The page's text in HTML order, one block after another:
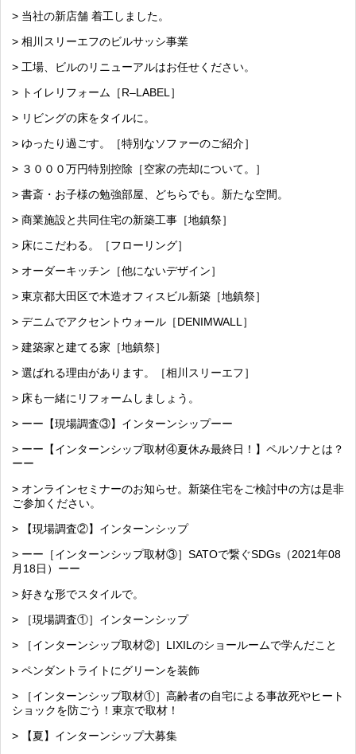
> 当社の新店舗 着工しました。
> 相川スリーエフのビルサッシ事業
> 工場、ビルのリニューアルはお任せください。
> トイレリフォーム［R–LABEL］
> リビングの床をタイルに。
> ゆったり過ごす。［特別なソファーのご紹介］
> ３０００万円特別控除［空家の売却について。］
> 書斎・お子様の勉強部屋、どちらでも。新たな空間。
> 商業施設と共同住宅の新築工事［地鎮祭］
> 床にこだわる。［フローリング］
> オーダーキッチン［他にないデザイン］
> 東京都大田区で木造オフィスビル新築［地鎮祭］
> デニムでアクセントウォール［DENIMWALL］
> 建築家と建てる家［地鎮祭］
> 選ばれる理由があります。［相川スリーエフ］
> 床も一緒にリフォームしましょう。
> ーー【現場調査③】インターンシップーー
> ーー【インターンシップ取材④夏休み最終日！】ペルソナとは？
ーー
> オンラインセミナーのお知らせ。新築住宅をご検討中の方は是非
ご参加ください。
> 【現場調査②】インターンシップ
> ーー［インターンシップ取材③］SATOで繋ぐSDGs（2021年08
月18日）ーー
> 好きな形でスタイルで。
> ［現場調査①］インターンシップ
> ［インターンシップ取材②］LIXILのショールームで学んだこと
> ペンダントライトにグリーンを装飾
> ［インターンシップ取材①］高齢者の自宅による事故死やヒート
ショックを防ごう！東京で取材！
> 【夏】インターンシップ大募集